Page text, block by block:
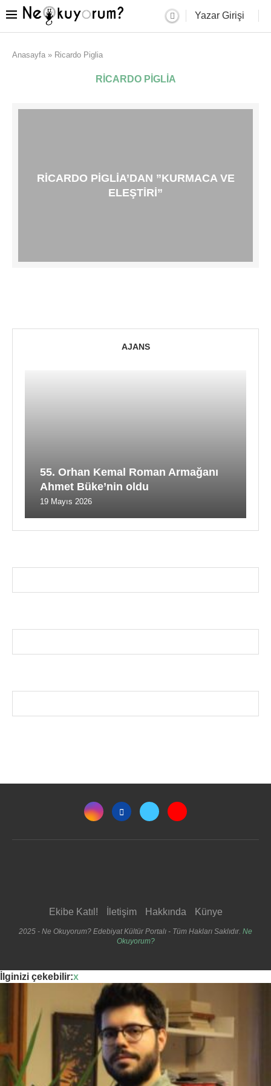
Yazar Girişi
Anasayfa » Ricardo Piglia
RICARDO PIGLIA
RICARDO PIGLIA’DAN ”KURMACA VE
ELEŞTIRI”
AJANS
55. Orhan Kemal Roman Armağanı
Ahmet Büke’nin oldu
19 Mayıs 2026
Ekibe Katıl! İletişim Hakkında Künye
2025 - Ne Okuyorum? Edebiyat Kültür Portalı - Tüm Hakları Saklıdır. Ne
Okuyorum?
İlginizi çekebilir:x